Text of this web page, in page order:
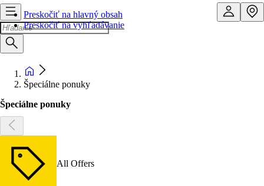
Preskočiť na hlavný obsah
Preskočiť na vyhľadávanie
Špeciálne ponuky
Špeciálne ponuky
All Offers